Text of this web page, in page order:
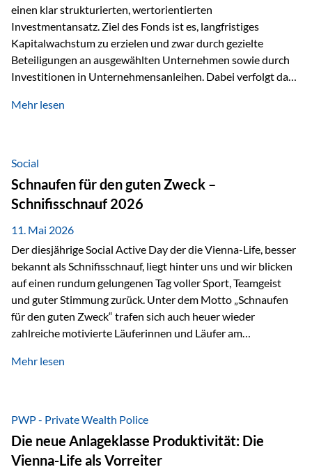
einen klar strukturierten, wertorientierten
Investmentansatz. Ziel des Fonds ist es, langfristiges
Kapitalwachstum zu erzielen und zwar durch gezielte
Beteiligungen an ausgewählten Unternehmen sowie durch
Investitionen in Unternehmensanleihen. Dabei verfolgt das
Marktbewegungen stehen im Fokus, sondern die
innerhalb der Private Wealth Police der Vienna-Life steht
der Oculus Value Capital Fund für einen langfristig
orientierten Value-Investing-Ansatz mit Fokus auf
fundamentale Unternehmensanalyse und nachhaltige
Wertentwicklung. Der Investmentansatz: Value Investing
mit Weitblick Im Zentrum steht ein…
Mehr lesen
Social
Schnaufen für den guten Zweck –
Schnifisschnauf 2026
11. Mai 2026
Der diesjährige Social Active Day der die Vienna-Life, besser
bekannt als Schnifisschnauf, liegt hinter uns und wir blicken
auf einen rundum gelungenen Tag voller Sport, Teamgeist
und guter Stimmung zurück. Unter dem Motto „Schnaufen
für den guten Zweck“ trafen sich auch heuer wieder
zahlreiche motivierte Läuferinnen und Läufer am
Höchstleistungen für einen guten Zweck zu erbringen. Mit
Mäder gesammelt werden konnten. Die anspruchsvolle
Strecke mit rund 4,8 Kilometern und 680 Höhenmetern
stellte die Teilnehmerinnen und Teilnehmer vor eine
sportliche Herausforderung. Doch…
Mehr lesen
PWP - Private Wealth Police
Die neue Anlageklasse Produktivität: Die
Vienna-Life als Vorreiter